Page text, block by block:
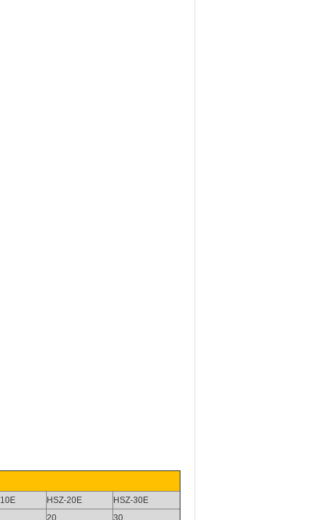
HSZ-20E
HSZ-30E
20
30